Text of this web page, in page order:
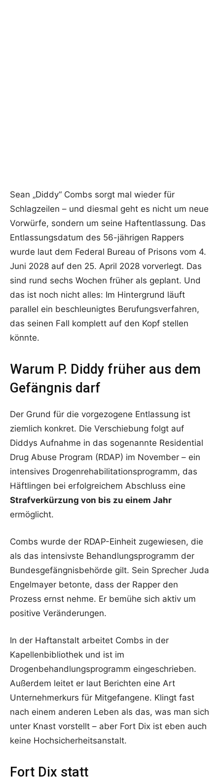
Sean „Diddy“ Combs sorgt mal wieder für
Schlagzeilen – und diesmal geht es nicht um neue
Vorwürfe, sondern um seine Haftentlassung. Das
Entlassungsdatum des 56-jährigen Rappers
wurde laut dem Federal Bureau of Prisons vom 4.
Juni 2028 auf den 25. April 2028 vorverlegt. Das
sind rund sechs Wochen früher als geplant. Und
das ist noch nicht alles: Im Hintergrund läuft
parallel ein beschleunigtes Berufungsverfahren,
das seinen Fall komplett auf den Kopf stellen
könnte.
Warum P. Diddy früher aus dem
Gefängnis darf
Der Grund für die vorgezogene Entlassung ist
ziemlich konkret. Die Verschiebung folgt auf
Diddys Aufnahme in das sogenannte Residential
Drug Abuse Program (RDAP) im November – ein
intensives Drogenrehabilitationsprogramm, das
Häftlingen bei erfolgreichem Abschluss eine
Strafverkürzung von bis zu einem Jahr
ermöglicht.
Combs wurde der RDAP-Einheit zugewiesen, die
als das intensivste Behandlungsprogramm der
Bundesgefängnisbehörde gilt. Sein Sprecher Juda
Engelmayer betonte, dass der Rapper den
Prozess ernst nehme. Er bemühe sich aktiv um
positive Veränderungen.
In der Haftanstalt arbeitet Combs in der
Kapellenbibliothek und ist im
Drogenbehandlungsprogramm eingeschrieben.
Außerdem leitet er laut Berichten eine Art
Unternehmerkurs für Mitgefangene. Klingt fast
nach einem anderen Leben als das, was man sich
unter Knast vorstellt – aber Fort Dix ist eben auch
keine Hochsicherheitsanstalt.
Fort Dix statt